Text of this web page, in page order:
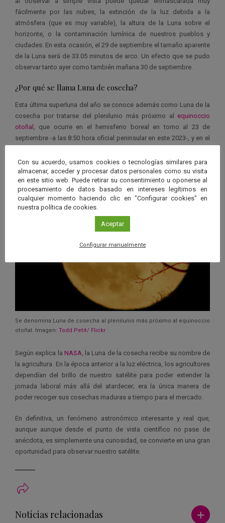
fácilmente por las nubes, la extinción de la luz debida a la
atmósfera (que es muy variable), la altura de la Luna sobre el
horizonte, o la contaminación lumínica de nuestros pueblos y
ciudades. En esta ocasión, el 29 de septiembre el tamaño aparente
de la Luna será de 33.05 minutos de arco. Un efecto que se pudo
observar tanto ayer como también mañana 30 de septiembre.
¿Por qué se llama Luna de cosecha?
Esta última superluna del año se conoce además como Luna de la
cosecha por tratarse del plenilunio más próximo al equinoccio
otoñal , que ocurre en el hemisferio boreal en torno al 23 de
septiembre -a las 8:50 hora oficial peninsular en este 2023-, y en el
Se denomina Luna de cosecha al plenilunio más próximo al equinoccio
otoñal. Imagen: Todd Petit/ Flickr
Según explica la NASA, la Luna de la cosecha recibe su nombre de
la agricultura. En la época anterior a la luz eléctrica, los agricultores
dependían del brillo de nuestro satélite para poder extender la
jornada laboral más allá del atardecer; era la única manera de
poder recoger sus cosechas maduras a tiempo para el mercado.
En definitiva, un fenómeno astronómico interesante y real que,
aunque aunque desde el punto de vista científico no pase de
anécdota, es simplemente una curiosidad, se convierte en una gran
oportunidad para observar nuestro satélite.
Noticias relacionadas Ver más
Con su acuerdo, usamos cookies o tecnologías similares para
almacenar, acceder y procesar datos personales como su visita
en este sitio web. Puede retirar su consentimiento u oponerse al
procesamiento de datos basado en intereses legítimos en
cualquier momento haciendo clic en "Configurar cookies" en
nuestra política de cookies.
Aceptar
Configurar manualmente